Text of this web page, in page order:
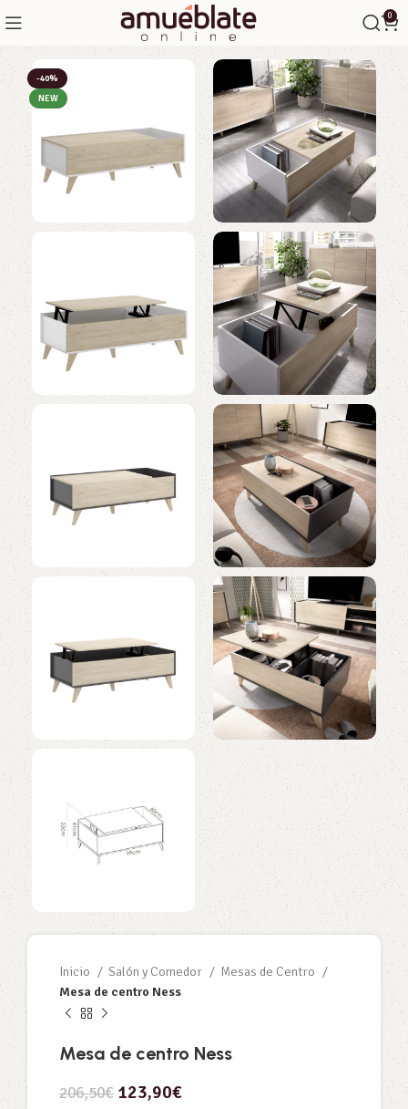
0
-40%
NEW
Inicio Salón y Comedor
Mesas de Centro
Mesa de centro Ness
Mesa de centro Ness
206,50€ 123,90€